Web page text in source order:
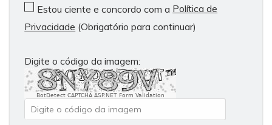
Estou ciente e concordo com a Política de
Privacidade (Obrigatório para continuar)
Digite o código da imagem:
BotDetect CAPTCHA ASP.NET Form Validation